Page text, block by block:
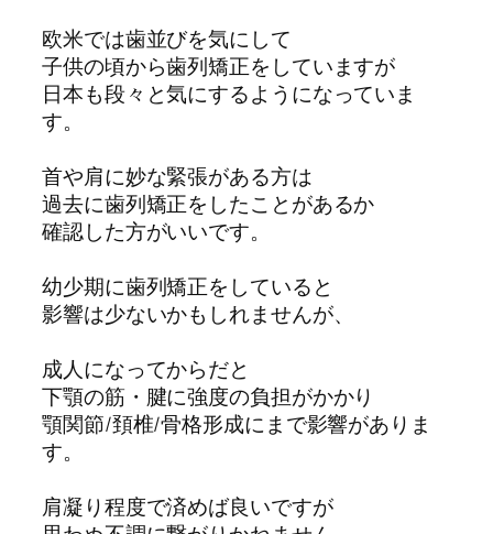
欧米では歯並びを気にして
子供の頃から歯列矯正をしていますが
日本も段々と気にするようになっていま
す。
首や肩に妙な緊張がある方は
過去に歯列矯正をしたことがあるか
確認した方がいいです。
幼少期に歯列矯正をしていると
影響は少ないかもしれませんが、
成人になってからだと
下顎の筋・腱に強度の負担がかかり
顎関節/頚椎/骨格形成にまで影響がありま
す。
肩凝り程度で済めば良いですが